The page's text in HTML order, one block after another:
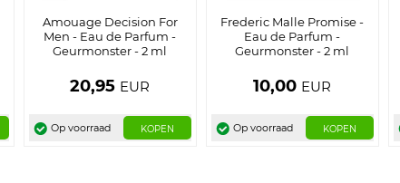
Amouage Decision For
Men - Eau de Parfum -
Geurmonster - 2 ml
20,95 EUR
Op voorraad KOPEN
Frederic Malle Promise -
Eau de Parfum -
Geurmonster - 2 ml
10,00 EUR
Op voorraad KOPEN